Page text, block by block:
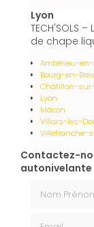
Lyon
TECH'SOLS
de chape
Ambérieu-en-
Bourg-en-
Châtillon-
Lyon
Mâcon
Villars-les-
Villefranche-
Contactez-
autonivelante